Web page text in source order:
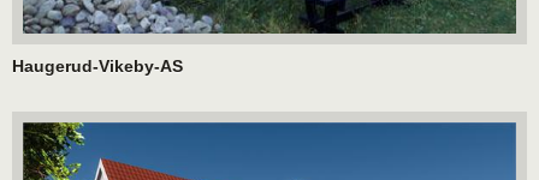
Haugerud-Vikeby-AS